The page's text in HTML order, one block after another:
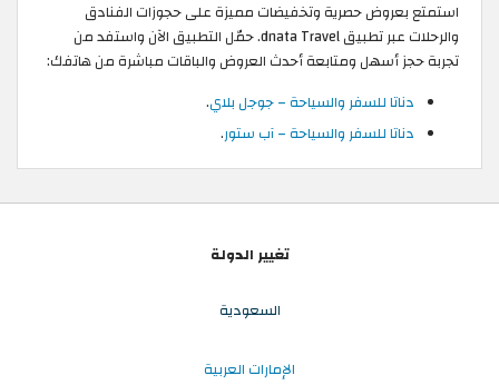
استمتع بعروض حصرية وتخفيضات مميزة على حجوزات الفنادق
والرحلات عبر تطبيق dnata Travel. حمّل التطبيق الآن واستفد من
تجربة حجز أسهل ومتابعة أحدث العروض والباقات مباشرة من هاتفك:
دناتا للسفر والسياحة – جوجل بلاي.
دناتا للسفر والسياحة – آب ستور.
تغيير الدولة
السعودية
الإمارات العربية